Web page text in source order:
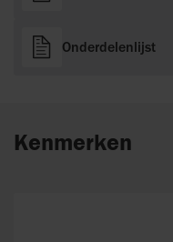
Onderdelenlijst
Kenmerken